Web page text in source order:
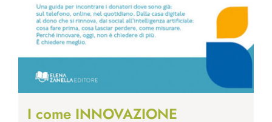
I come INNOVAZIONE